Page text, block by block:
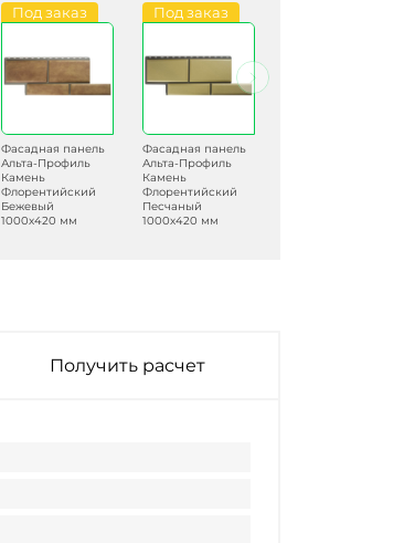
Под заказ
Фасадная панель
Альта-Профиль
Камень
Флорентийский
Бежевый
1000х420 мм
Под заказ
Фасадная панель
Альта-Профиль
Камень
Флорентийский
Песчаный
1000х420 мм
Получить расчет